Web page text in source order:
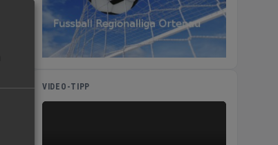
VIDEO-TIPP